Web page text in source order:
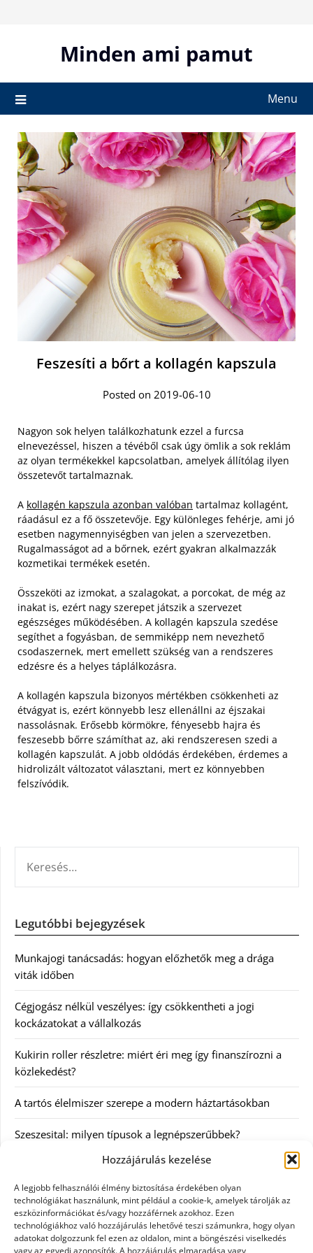
Hozzájárulás kezelése
A legjobb felhasználói élmény biztosítása érdekében olyan
technológiákat használunk, mint például a cookie-k, amelyek tárolják az
eszközinformációkat és/vagy hozzáférnek azokhoz. Ezen
technológiákhoz való hozzájárulás lehetővé teszi számunkra, hogy olyan
adatokat dolgozzunk fel ezen az oldalon, mint a böngészési viselkedés
vagy az egyedi azonosítók. A hozzájárulás elmaradása vagy
Minden ami pamut
Menu
Feszesíti a bőrt a kollagén kapszula
Posted on 2019-06-10
Nagyon sok helyen találkozhatunk ezzel a furcsa
elnevezéssel, hiszen a tévéből csak úgy ömlik a sok reklám
az olyan termékekkel kapcsolatban, amelyek állítólag ilyen
összetevőt tartalmaznak.
A kollagén kapszula azonban valóban tartalmaz kollagént,
ráadásul ez a fő összetevője. Egy különleges fehérje, ami jó
esetben nagymennyiségben van jelen a szervezetben.
Rugalmasságot ad a bőrnek, ezért gyakran alkalmazzák
kozmetikai termékek esetén.
Összeköti az izmokat, a szalagokat, a porcokat, de még az
inakat is, ezért nagy szerepet játszik a szervezet
egészséges működésében. A kollagén kapszula szedése
segíthet a fogyásban, de semmiképp nem nevezhető
csodaszernek, mert emellett szükség van a rendszeres
edzésre és a helyes táplálkozásra.
A kollagén kapszula bizonyos mértékben csökkenheti az
étvágyat is, ezért könnyebb lesz ellenállni az éjszakai
nassolásnak. Erősebb körmökre, fényesebb hajra és
feszesebb bőrre számíthat az, aki rendszeresen szedi a
kollagén kapszulát. A jobb oldódás érdekében, érdemes a
hidrolizált változatot választani, mert ez könnyebben
felszívódik.
Legutóbbi bejegyzések
Munkajogi tanácsadás: hogyan előzhetők meg a drága
viták időben
Cégjogász nélkül veszélyes: így csökkentheti a jogi
kockázatokat a vállalkozás
Kukirin roller részletre: miért éri meg így finanszírozni a
közlekedést?
A tartós élelmiszer szerepe a modern háztartásokban
Szeszesital: milyen típusok a legnépszerűbbek?
Egyéb
Irodalom